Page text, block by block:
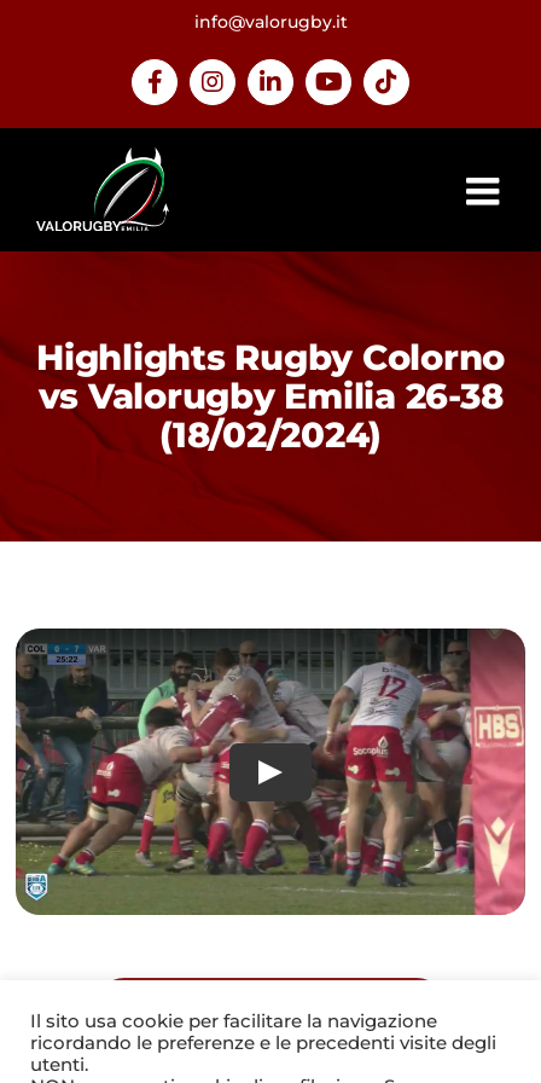
info@valorugby.it
FacebookInstagramLinkedInYouTubeTiktok
Highlights Rugby Colorno
vs Valorugby Emilia 26-38
(18/02/2024)
TORNA ALLA GALLERY
Il sito usa cookie per facilitare la navigazione
ricordando le preferenze e le precedenti visite degli
utenti.